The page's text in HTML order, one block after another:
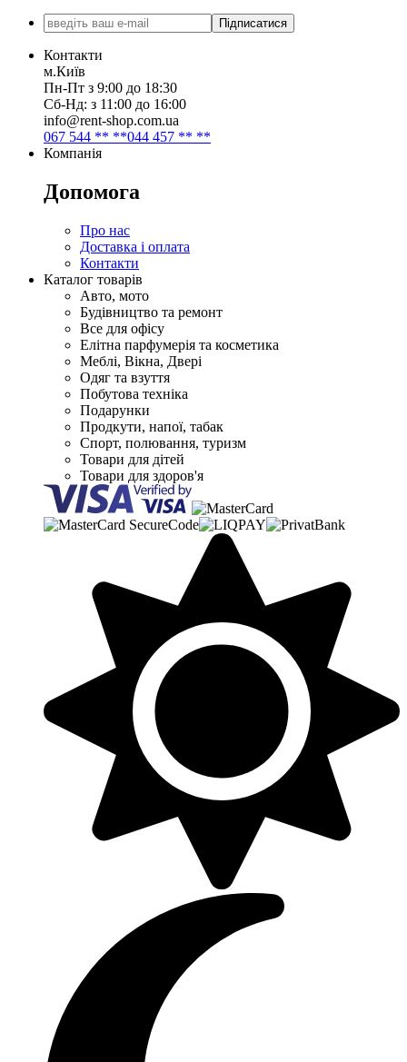
Підписатися
Контакти
м.Київ
Пн-Пт з 9:00 до 18:30
Сб-Нд: з 11:00 до 16:00
info@rent-shop.com.ua
067 544 ** **044 457 ** **
Компанія
Допомога
Про нас
Доставка і оплата
Контакти
Каталог товарів
Авто, мото
Будівництво та ремонт
Все для офісу
Елітна парфумерія та косметика
Меблі, Вікна, Двері
Одяг та взуття
Побутова техніка
Подарунки
Продкути, напої, табак
Спорт, полювання, туризм
Товари для дітей
Товари для здоров'я